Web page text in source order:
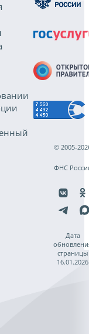
© 2005-
ФНС
Дата
страницы
16.01.2026